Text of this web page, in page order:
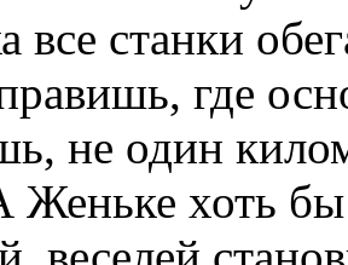
все станки
где
не один
Женьке хоть